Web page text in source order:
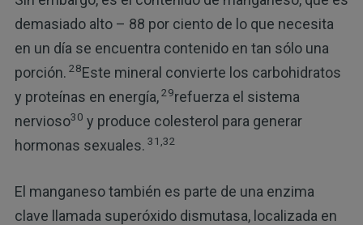
demasiado alto – 88 por ciento de lo que necesita
en un día se encuentra contenido en tan sólo una
porción. 28Este mineral convierte los carbohidratos
y proteínas en energía,29refuerza el sistema
nervioso30 y produce colesterol para generar
hormonas sexuales. 31,32
El manganeso también es parte de una enzima
clave llamada superóxido dismutasa, localizada en